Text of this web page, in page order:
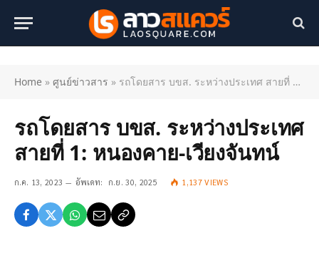
Home » ศูนย์ข่าวสาร » รถโดยสาร บขส. ระหว่างประเทศ สายที่ 1: หนองคาย-เวียงจันทน์
รถโดยสาร บขส. ระหว่างประเทศ
สายที่ 1: หนองคาย-เวียงจันทน์
ก.ค. 13, 2023 อัพเดท: ก.ย. 30, 2025 1,137VIEWS